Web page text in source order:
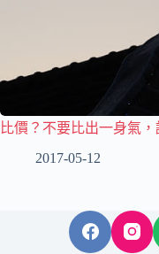
比價？不要比出一身氣
2017-05-12